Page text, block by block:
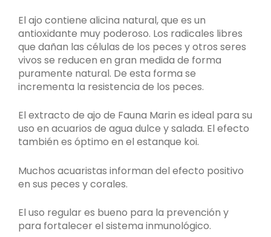
El ajo contiene alicina natural, que es un
antioxidante muy poderoso. Los radicales libres
que dañan las células de los peces y otros seres
vivos se reducen en gran medida de forma
puramente natural. De esta forma se
incrementa la resistencia de los peces.
El extracto de ajo de Fauna Marin es ideal para su
uso en acuarios de agua dulce y salada. El efecto
también es óptimo en el estanque koi.
Muchos acuaristas informan del efecto positivo
en sus peces y corales.
El uso regular es bueno para la prevención y
para fortalecer el sistema inmunológico.